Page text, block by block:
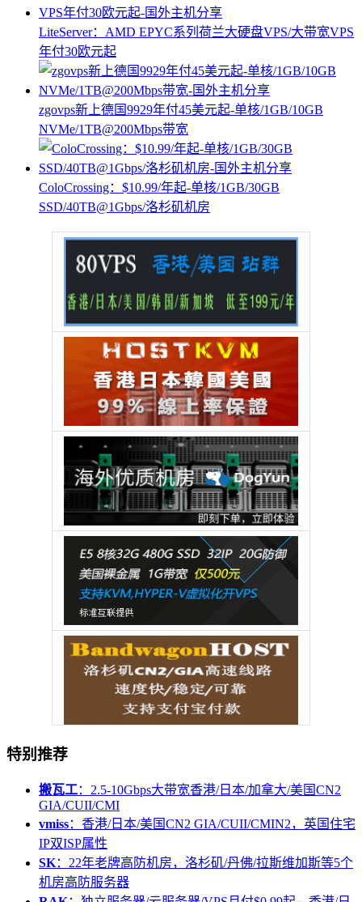
LiteServer：AMD EPYC系列荷兰大硬盘VPS/大带宽VPS
年付30欧元起
zgovps新上德国9929年付45美元起-单核/1GB/10GB
NVMe/1TB@200Mbps带宽
ColoCrossing：$10.99/年起-单核/1GB/30GB
SSD/40TB@1Gbps/洛杉矶机房
特别推荐
搬瓦工：2.5-10Gbps大带宽香港/日本/加拿大/美国CN2
GIA/CUII/CMI
vmiss：香港/日本/美国CN2 GIA/CUII/CMIN2，英国住宅
IP双ISP属性
SK：22年老牌高防机房，洛杉矶/丹佛/拉斯维加斯等5个
机房高防服务器